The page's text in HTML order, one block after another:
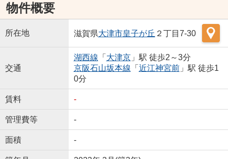
物件概要
所在地 滋賀県大津市皇子が丘 ２丁目7-30
交通
湖西線 「 大津京」駅 徒歩2～3分
京阪石山坂本線 「 近江神宮前」駅 徒歩1
0分
賃料 -
管理費等 -
面積 -